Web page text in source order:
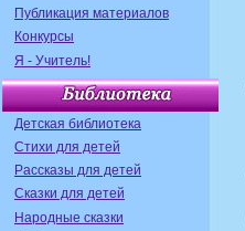
Публикация материалов
Конкурсы
Я - Учитель!
Детская библиотека
Стихи для детей
Рассказы для детей
Сказки для детей
Народные сказки